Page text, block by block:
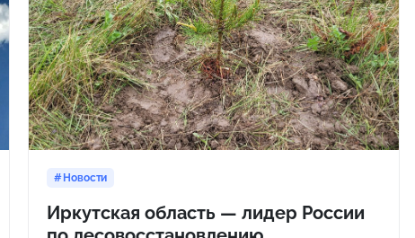
Новости
Иркутская область — лидер России